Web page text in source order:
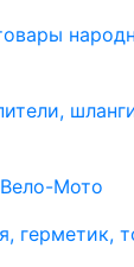
Мото
герметик,